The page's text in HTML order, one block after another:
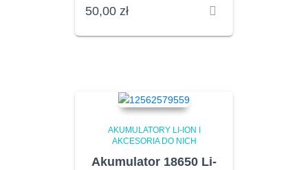
50,00 zł
AKUMULATORY LI-ION I
AKCESORIA DO NICH
Akumulator 18650 Li-